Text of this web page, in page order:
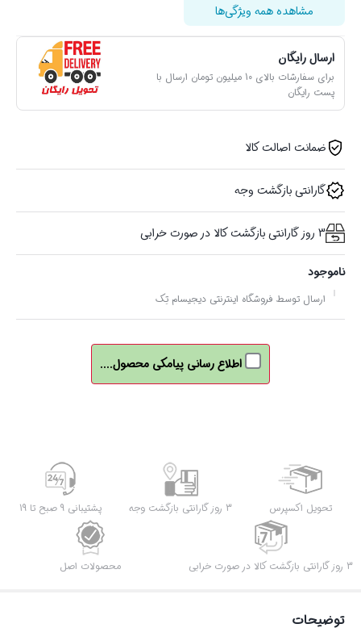
مشاهده همه ویژگی‌ها
ارسال رایگان
برای سفارشات بالای 10 میلیون تومان ارسال با
پست رایگان
ضمانت اصالت کالا
گارانتی بازگشت وجه
3 روز گارانتی بازگشت کالا در صورت خرابی
ناموجود
ارسال توسط فروشگاه اینترنتی دیجیسام تِک
اطلاع رسانی پیامکی محصول....
تحویل اکسپرس 3 روز گارانتی بازگشت وجه پشتیبانی 9 صبح تا 19
3 روز گارانتی بازگشت کالا در صورت خرابی محصولات اصل
توضیحات